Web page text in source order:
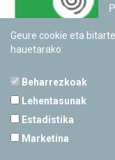
Geure cookie eta
hauetarako:
Beharrezkoak
Lehentasunak
Estadistika
Marketina